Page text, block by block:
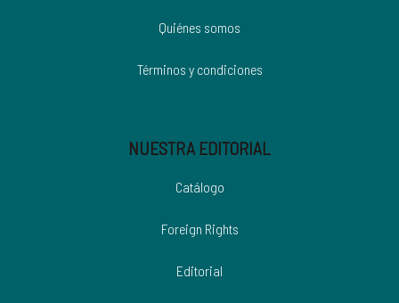
Quiénes somos
Términos y condiciones
NUESTRA EDITORIAL
Catálogo
Foreign Rights
Editorial